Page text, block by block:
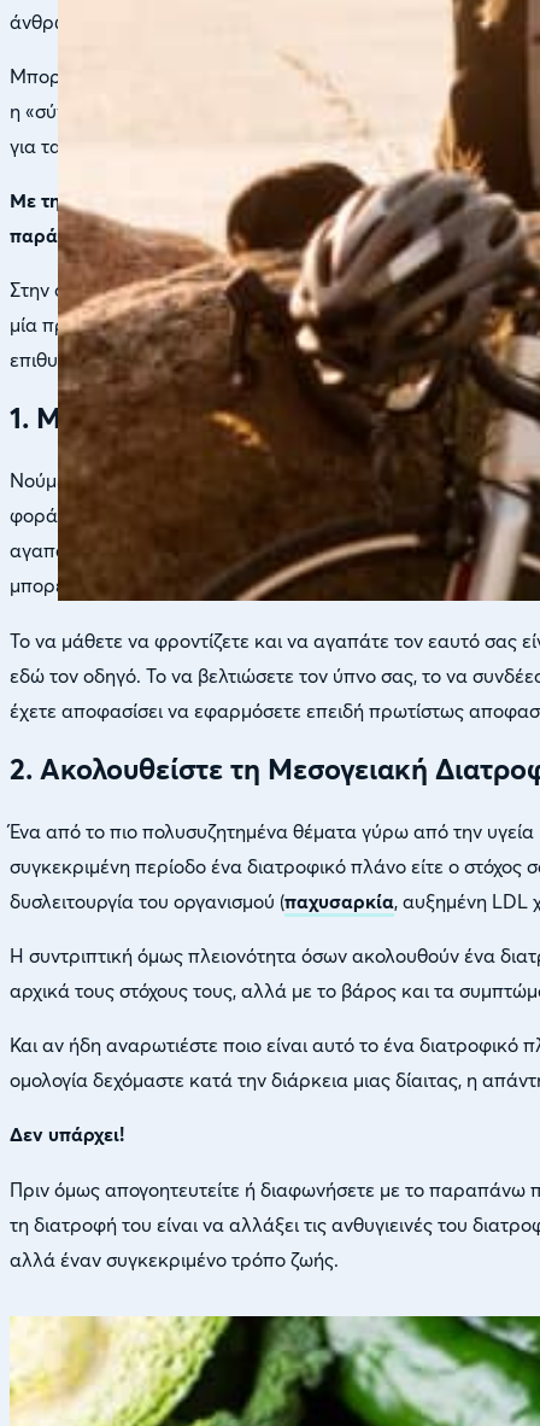
άνθρωπος είναι ένα κοσμικό θαύμα, «προγραμματισμένος»
Μπορεί να ακουστεί οξύμωρο αλλά ο ίδιος ο άνθρωπος
η «σύνδεσή» μας με διαδικτυακούς φίλους, το στρες της
για τα οποία μας έχει προγραμματίσει η φύση.
Με την αναφορά μας λοιπόν στην καλή υγεία θα έπρεπε
παράλληλα μας βοηθάει να νιώθουμε καλά στο σώμα μας
Στην συνέχεια θα δούμε μερικά πολύ απλά βήματα τα
μία πραγματικά καλή υγεία και ευεξία. Το πολύ ευχάριστο
επιθυμούμε να κάνουμε το πρώτο βήμα.
1. Μάθετε ν’ Αγαπάτε τον Εαυτό σας
Νούμερο ένα στη λίστα με τα βήματα για καλύτερη
φορά που αφιερώνουμε λίγο χρόνο για τον εαυτό μας.
αγαπάτε και να φροντίζετε τον εαυτό σας θα πρέπει να
μπορείτε να φροντίζετε και να μεγαλώνετε τα παιδιά σας
Το να μάθετε να φροντίζετε και να αγαπάτε τον εαυτό σας
εδώ τον οδηγό. Το να βελτιώσετε τον ύπνο σας, το να
έχετε αποφασίσει να εφαρμόσετε επειδή πρωτίστως
2. Ακολουθείστε τη Μεσογειακή
Ένα από το πιο πολυσυζητημένα θέματα γύρω από την υγεία
συγκεκριμένη περίοδο ένα διατροφικό πλάνο είτε ο
δυσλειτουργία του οργανισμού (παχυσαρκία, αυξημένη LDL
Η συντριπτική όμως πλειονότητα όσων ακολουθούν ένα
αρχικά τους στόχους τους, αλλά με το βάρος και τα
Και αν ήδη αναρωτιέστε ποιο είναι αυτό το ένα
ομολογία δεχόμαστε κατά την διάρκεια μιας δίαιτας, η
Δεν υπάρχει!
Πριν όμως απογοητευτείτε ή διαφωνήσετε με το
τη διατροφή του είναι να αλλάξει τις ανθυγιεινές του
αλλά έναν συγκεκριμένο τρόπο ζωής.